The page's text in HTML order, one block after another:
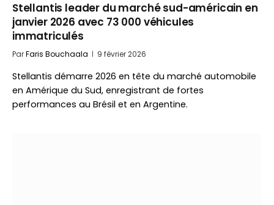
Stellantis leader du marché sud-américain en
janvier 2026 avec 73 000 véhicules
immatriculés
ParFaris Bouchaala 9 février 2026
Stellantis démarre 2026 en tête du marché automobile
en Amérique du Sud, enregistrant de fortes
performances au Brésil et en Argentine.